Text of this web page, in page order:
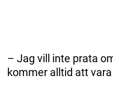
– Jag vill inte prata
kommer alltid att